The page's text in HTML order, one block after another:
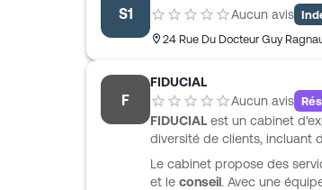
S1
Aucun avis
24 Rue Du Docteur Guy
F
FIDUCIAL
Aucun avis
FIDUCIAL est un cabinet
diversité de clients, incluant
Le cabinet propose des
et le conseil. Avec une